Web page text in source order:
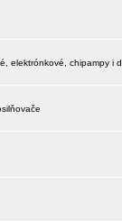
elektrónkové, chipampy i